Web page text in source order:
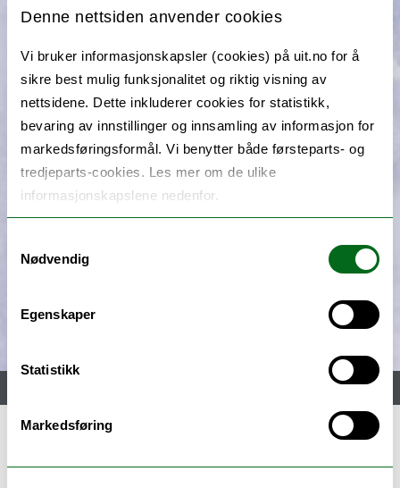
Denne nettsiden anvender cookies
Vi bruker informasjonskapsler (cookies) på uit.no for å
sikre best mulig funksjonalitet og riktig visning av
nettsidene. Dette inkluderer cookies for statistikk,
bevaring av innstillinger og innsamling av informasjon for
markedsføringsformål. Vi benytter både førsteparts- og
tredjeparts-cookies. Les mer om de ulike
informasjonskapslene nedenfor.
Nødvendig
Egenskaper
Statistikk
Markedsføring
Allemannsrettens omstridte